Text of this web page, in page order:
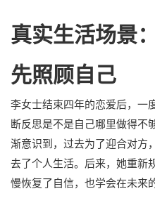
真实生活场景
先照顾自己
李女士结束四年的恋爱后，一
断反思是不是自己哪里做得不
渐意识到，过去为了迎合对方
去了个人生活。后来，她重新
慢恢复了自信，也学会在未来